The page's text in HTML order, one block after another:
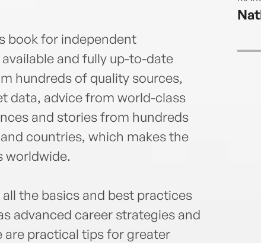
book for independent
and fully up-to-date
hundreds of quality sources,
data, advice from world-class
and stories from hundreds
countries, which makes the
worldwide.
the basics and best practices
advanced career strategies and
practical tips for greater
300